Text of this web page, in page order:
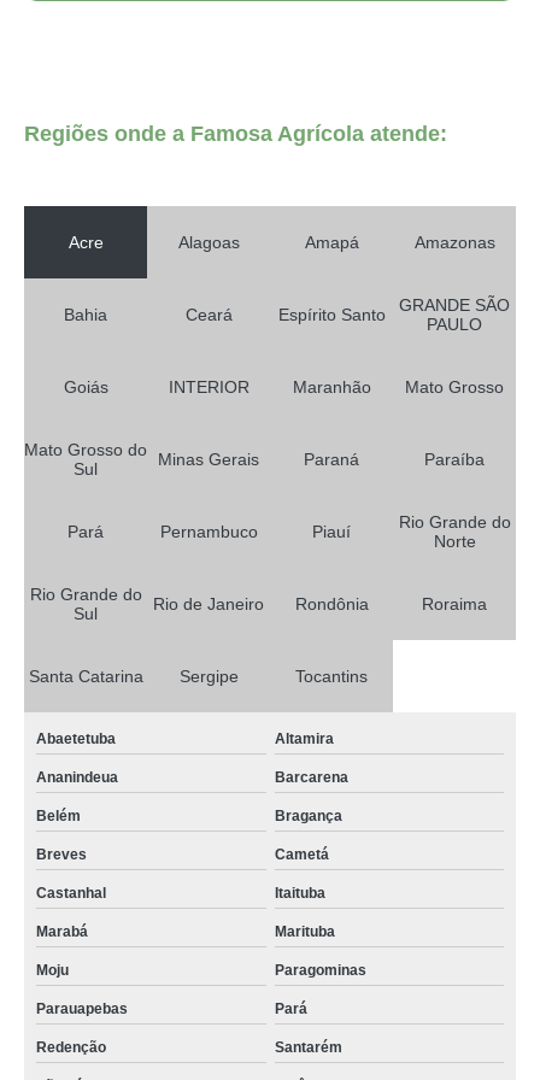
tela agrícola sombrite Miranda
telas agrícolas para horta Juquitiba
telas agrícolas monofilamento Embu Guaçú
venda de tela agrícola monofilamento Porto Alegre
telas sombreamento agrícolas Rio de Janeiro
tela agrícola de horta preços Suzano
tela sombreamento agrícola Pernambuco
telas térmica agrícolas São José do Rio Preto
telas para uso agrícola Vargem Grande
venda de tela térmica agrícola Mogi das Cruzes
tela estufa agrícola preços Mucajaí
tela agrícola para tutoramento Maceió
venda de tela estufa agrícola São José do Rio Preto
Regiões onde a Famosa Agrícola atende:
Acre Alagoas Amapá Amazonas
Bahia Ceará Espírito Santo
GRANDE SÃO
PAULO
Goiás INTERIOR Maranhão Mato Grosso
Mato Grosso do
Sul
Minas Gerais Paraná Paraíba
Pará Pernambuco Piauí
Rio Grande do
Norte
Rio Grande do
Sul
Rio de Janeiro Rondônia Roraima
Santa Catarina Sergipe Tocantins
Abaetetuba Altamira
Ananindeua Barcarena
Belém Bragança
Breves Cametá
Castanhal Itaituba
Marabá Marituba
Moju Paragominas
Parauapebas Pará
Redenção Santarém